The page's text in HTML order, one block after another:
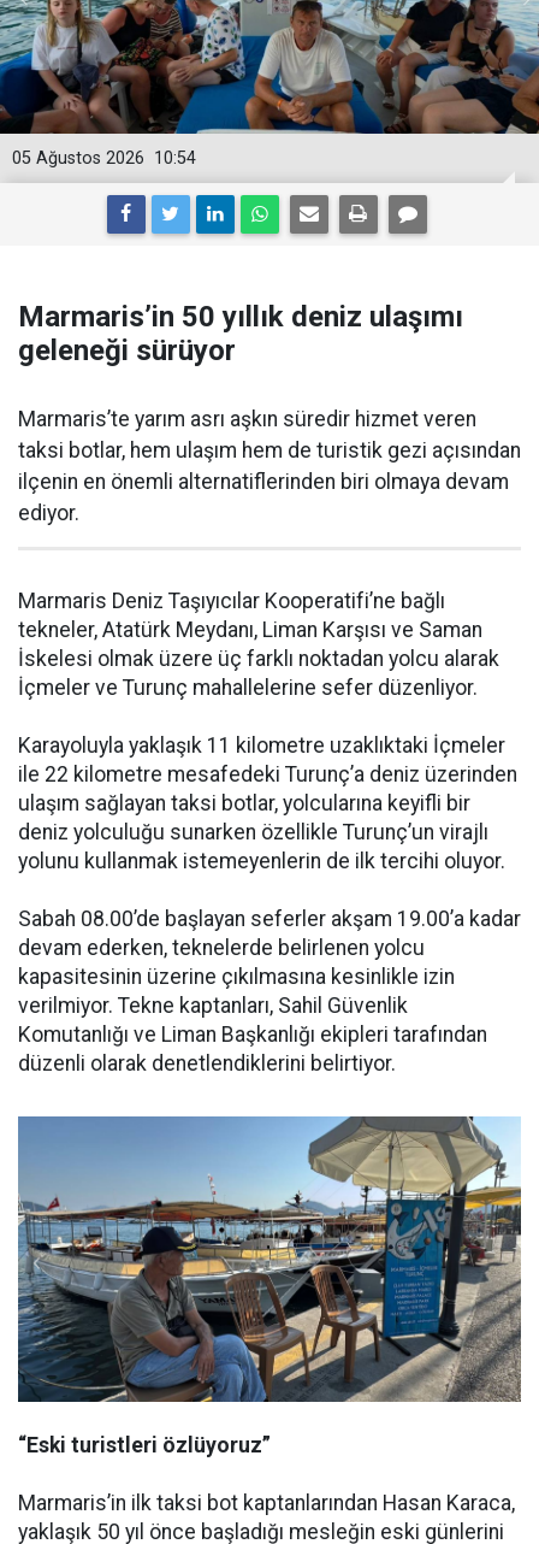
10:54
05 Ağustos 2026
Marmaris’in 50 yıllık deniz ulaşımı
geleneği sürüyor
Marmaris’te yarım asrı aşkın süredir hizmet veren
taksi botlar, hem ulaşım hem de turistik gezi açısından
ilçenin en önemli alternatiflerinden biri olmaya devam
ediyor.
Marmaris Deniz Taşıyıcılar Kooperatifi’ne bağlı
tekneler, Atatürk Meydanı, Liman Karşısı ve Saman
İskelesi olmak üzere üç farklı noktadan yolcu alarak
İçmeler ve Turunç mahallelerine sefer düzenliyor.
Karayoluyla yaklaşık 11 kilometre uzaklıktaki İçmeler
ile 22 kilometre mesafedeki Turunç’a deniz üzerinden
ulaşım sağlayan taksi botlar, yolcularına keyifli bir
deniz yolculuğu sunarken özellikle Turunç’un virajlı
yolunu kullanmak istemeyenlerin de ilk tercihi oluyor.
Sabah 08.00’de başlayan seferler akşam 19.00’a kadar
devam ederken, teknelerde belirlenen yolcu
kapasitesinin üzerine çıkılmasına kesinlikle izin
verilmiyor. Tekne kaptanları, Sahil Güvenlik
Komutanlığı ve Liman Başkanlığı ekipleri tarafından
düzenli olarak denetlendiklerini belirtiyor.
“Eski turistleri özlüyoruz”
Marmaris’in ilk taksi bot kaptanlarından Hasan Karaca,
yaklaşık 50 yıl önce başladığı mesleğin eski günlerini